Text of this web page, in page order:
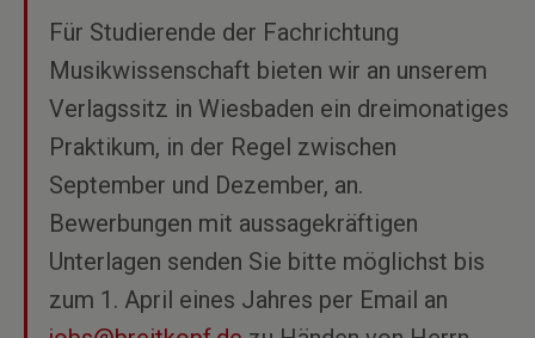
Für Studierende der Fachrichtung
Musikwissenschaft bieten wir an unserem
Verlagssitz in Wiesbaden ein dreimonatiges
Praktikum, in der Regel zwischen
September und Dezember, an.
Bewerbungen mit aussagekräftigen
Unterlagen senden Sie bitte möglichst bis
zum 1. April eines Jahres per Email an